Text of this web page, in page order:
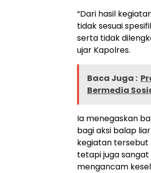
“Dari hasil
tidak sesuai
serta tidak
ujar Kapolres.
Baca Juga :
Bermedia
Ia menegaskan
bagi aksi balap
kegiatan tersebut
tetapi juga
mengancam